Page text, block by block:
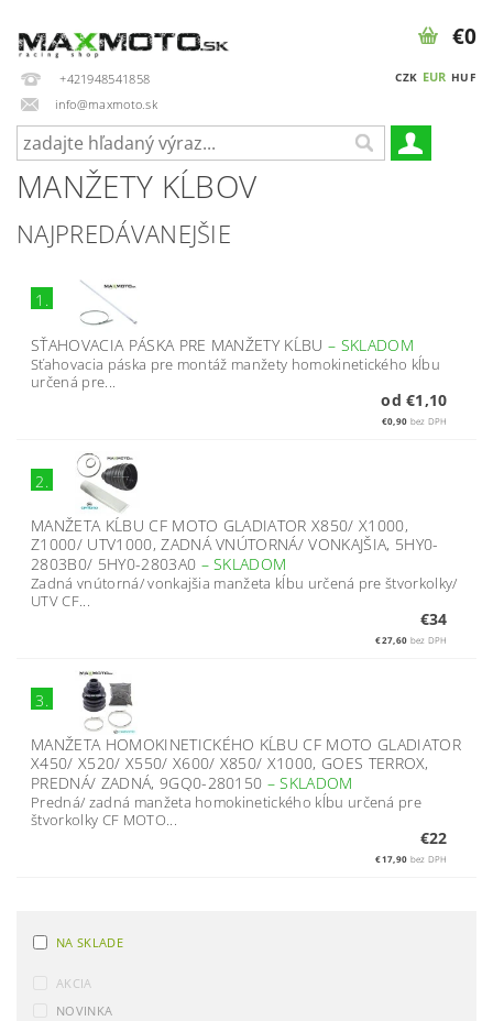
+421948541858
info@maxmoto.sk
CZK EUR HUF
€0
MANŽETY KĹBOV
NAJPREDÁVANEJŠIE
1.
SŤAHOVACIA PÁSKA PRE MANŽETY KĹBU– SKLADOM
Sťahovacia páska pre montáž manžety homokinetického kĺbu
určená pre...
od €1,10
€0,90 bez DPH
2.
MANŽETA KĹBU CF MOTO GLADIATOR X850/ X1000,
Z1000/ UTV1000, ZADNÁ VNÚTORNÁ/ VONKAJŠIA, 5HY0-
2803B0/ 5HY0-2803A0 –SKLADOM
Zadná vnútorná/ vonkajšia manžeta kĺbu určená pre štvorkolky/
UTV CF...
€34
€27,60 bez DPH
3.
MANŽETA HOMOKINETICKÉHO KĹBU CF MOTO GLADIATOR
X450/ X520/ X550/ X600/ X850/ X1000, GOES TERROX,
PREDNÁ/ ZADNÁ, 9GQ0-280150 –SKLADOM
Predná/ zadná manžeta homokinetického kĺbu určená pre
štvorkolky CF MOTO...
€22
€17,90 bez DPH
NA SKLADE
AKCIA
NOVINKA